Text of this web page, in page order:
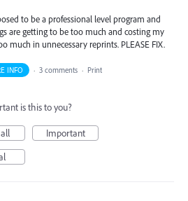
to be a professional level program and
are getting to be too much and costing my
much in unnecessary reprints. PLEASE FIX.
INFO · 3 comments · Print
is this to you?
Important